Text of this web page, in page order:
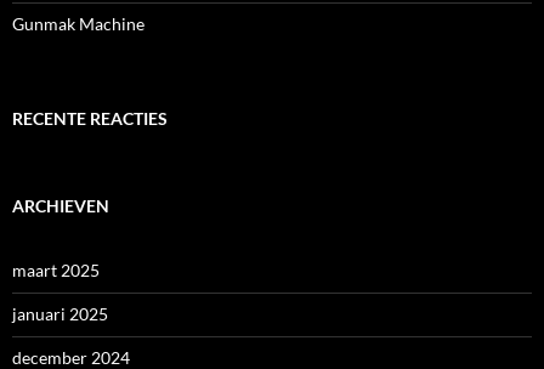
Gunmak Machine
RECENTE REACTIES
ARCHIEVEN
maart 2025
januari 2025
december 2024